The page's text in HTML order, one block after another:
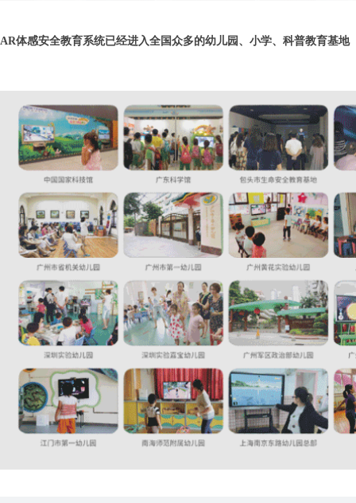
AR体感安全教育系统已经进入全国众多的幼儿园、小学、科普教育基地